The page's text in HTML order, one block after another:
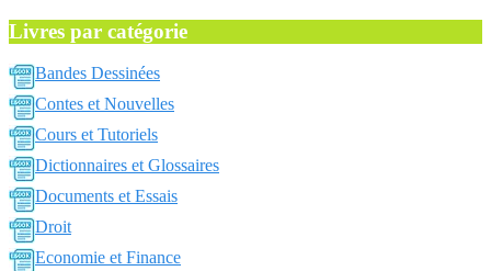
Livres par catégorie
Bandes Dessinées
Contes et Nouvelles
Cours et Tutoriels
Dictionnaires et Glossaires
Documents et Essais
Droit
Economie et Finance